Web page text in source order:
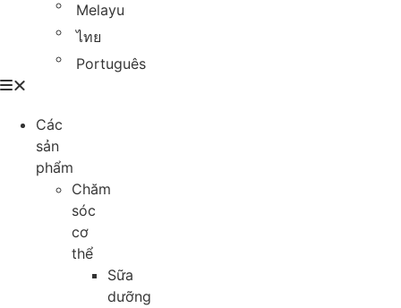
Melayu
ไทย
Português
Các
sản
phẩm
Chăm
sóc
cơ
thể
Sữa
dưỡng